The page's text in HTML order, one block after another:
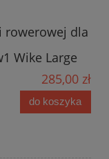
rowerowej dla
Wike Large
285,00 zł
do koszyka